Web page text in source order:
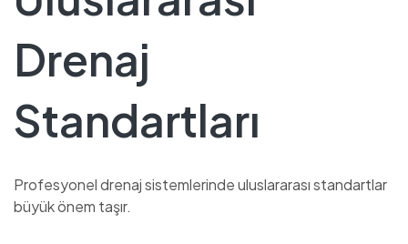
Drenaj
Standartları
Profesyonel drenaj sistemlerinde uluslararası standartlar
büyük önem taşır.